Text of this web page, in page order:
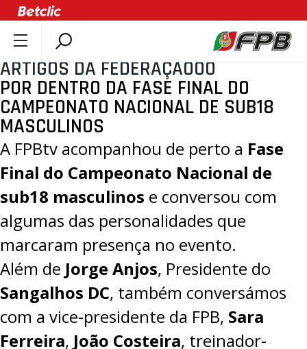
SOBRE A FPB
DOCUMENTOS
ÚLTIMAS
COMPETIÇÕES
ASSOCIAÇÕES
CLUBES
AGENTES
AGENDA
SELEÇÕES
MINIBASQUETE
ÁREA TÉCNICA
PROJETOS
ARTIGOS DA FEDERAÇÃOOO
POR DENTRO DA FASE FINAL DO
CAMPEONATO NACIONAL DE SUB18
MASCULINOS
A FPBtv acompanhou de perto a Fase
Final do Campeonato Nacional de
sub18 masculinos e conversou com
algumas das personalidades que
marcaram presença no evento.
Além de Jorge Anjos, Presidente do
Sangalhos DC, também conversámos
com a vice-presidente da FPB, Sara
Ferreira, João Costeira, treinador-